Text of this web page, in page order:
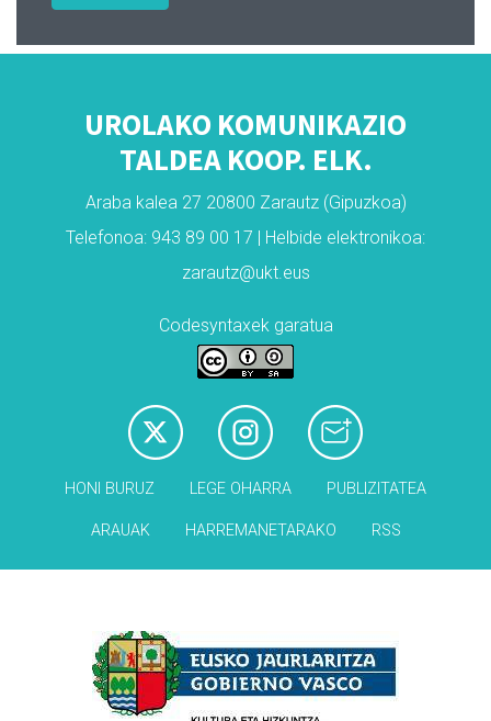
UROLAKO KOMUNIKAZIO
TALDEA KOOP. ELK.
Araba kalea 27 20800 Zarautz (Gipuzkoa)
Telefonoa: 943 89 00 17 | Helbide elektronikoa:
zarautz@ukt.eus
Codesyntaxek garatua
HONI BURUZ LEGE OHARRA PUBLIZITATEA
ARAUAK HARREMANETARAKO RSS